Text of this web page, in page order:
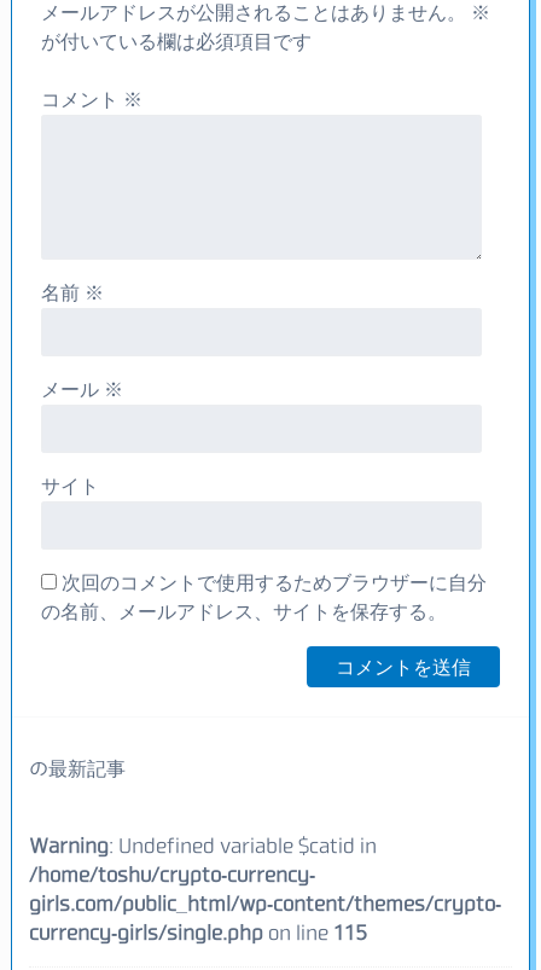
メールアドレスが公開されることはありません。
※
が付いている欄は必須項目です
コメント ※
名前 ※
メール ※
サイト
次回のコメントで使用するためブラウザーに自分
の名前、メールアドレス、サイトを保存する。
の最新記事
Warning: Undefined variable $catid in
/home/toshu/crypto-currency-
girls.com/public_html/wp-content/themes/crypto-
currency-girls/single.php on line 115